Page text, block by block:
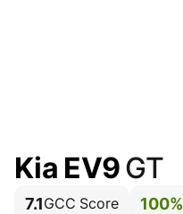
Kia EV9GT
7.1GCC Score 100%